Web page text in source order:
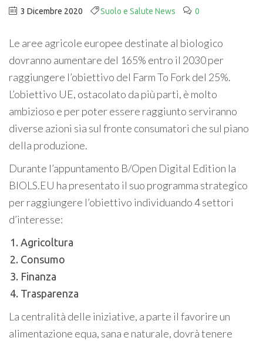
3 Dicembre 2020 Suolo e Salute News 0
Le aree agricole europee destinate al biologico
dovranno aumentare del 165% entro il 2030 per
raggiungere l’obiettivo del Farm To Fork del 25%.
L’obiettivo UE, ostacolato da più parti, è molto
ambizioso e per poter essere raggiunto serviranno
diverse azioni sia sul fronte consumatori che sul piano
della produzione.
Durante l’appuntamento B/Open Digital Edition la
BIOLS.EU ha presentato il suo programma strategico
per raggiungere l’obiettivo individuando 4 settori
d’interesse:
Agricoltura
Consumo
Finanza
Trasparenza
La centralità delle iniziative, a parte il favorire un
alimentazione equa, sana e naturale, dovrà tenere